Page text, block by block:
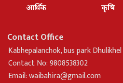
आर्थिक
कृषि
Contact Office
Kabhepalanchok, bus park Dhulikhel
Contact No: 9808538302
Email:waibahira@gmail.com